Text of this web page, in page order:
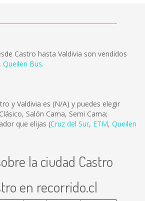
Castro hasta Valdivia son vendidos
, Queilen Bus.
y Valdivia es (N/A) y puedes elegir
Salón Cama, Semi Cama;
que elijas (Cruz del Sur, ETM, Queilen
la ciudad Castro
en recorrido.cl